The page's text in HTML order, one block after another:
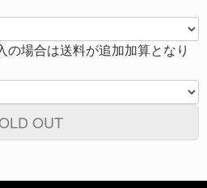
の場合は送料が追加加算となり
OUT